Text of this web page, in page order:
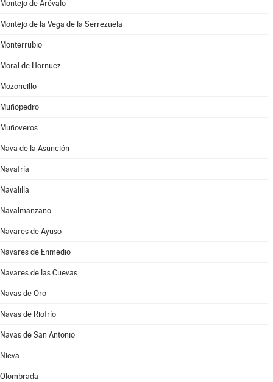
Montejo de Arévalo
Montejo de la Vega de la Serrezuela
Monterrubio
Moral de Hornuez
Mozoncillo
Muñopedro
Muñoveros
Nava de la Asunción
Navafría
Navalilla
Navalmanzano
Navares de Ayuso
Navares de Enmedio
Navares de las Cuevas
Navas de Oro
Navas de Riofrío
Navas de San Antonio
Nieva
Olombrada